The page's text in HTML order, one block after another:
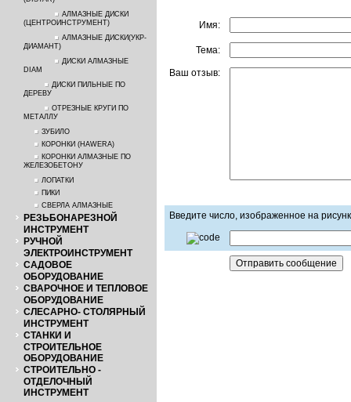
АЛМАЗНЫЕ ДИСКИ
(ЦЕНТРОИНСТРУМЕНТ)
АЛМАЗНЫЕ ДИСКИ(УКР-
ДИАМАНТ)
ДИСКИ АЛМАЗНЫЕ
DIAM
ДИСКИ ПИЛЬНЫЕ ПО
ДЕРЕВУ
ОТРЕЗНЫЕ КРУГИ ПО
МЕТАЛЛУ
ЗУБИЛО
КОРОНКИ (HAWERA)
КОРОНКИ АЛМАЗНЫЕ ПО
ЖЕЛЕЗОБЕТОНУ
ЛОПАТКИ
ПИКИ
СВЕРЛА АЛМАЗНЫЕ
РЕЗЬБОНАРЕЗНОЙ
ИНСТРУМЕНТ
РУЧНОЙ
ЭЛЕКТРОИНСТРУМЕНТ
САДОВОЕ
ОБОРУДОВАНИЕ
СВАРОЧНОЕ И ТЕПЛОВОЕ
ОБОРУДОВАНИЕ
СЛЕСАРНО- СТОЛЯРНЫЙ
ИНСТРУМЕНТ
СТАНКИ И
СТРОИТЕЛЬНОЕ
ОБОРУДОВАНИЕ
СТРОИТЕЛЬНО -
ОТДЕЛОЧНЫЙ
ИНСТРУМЕНТ
Имя:
Тема:
Ваш отзыв:
Введите число, изображенное на